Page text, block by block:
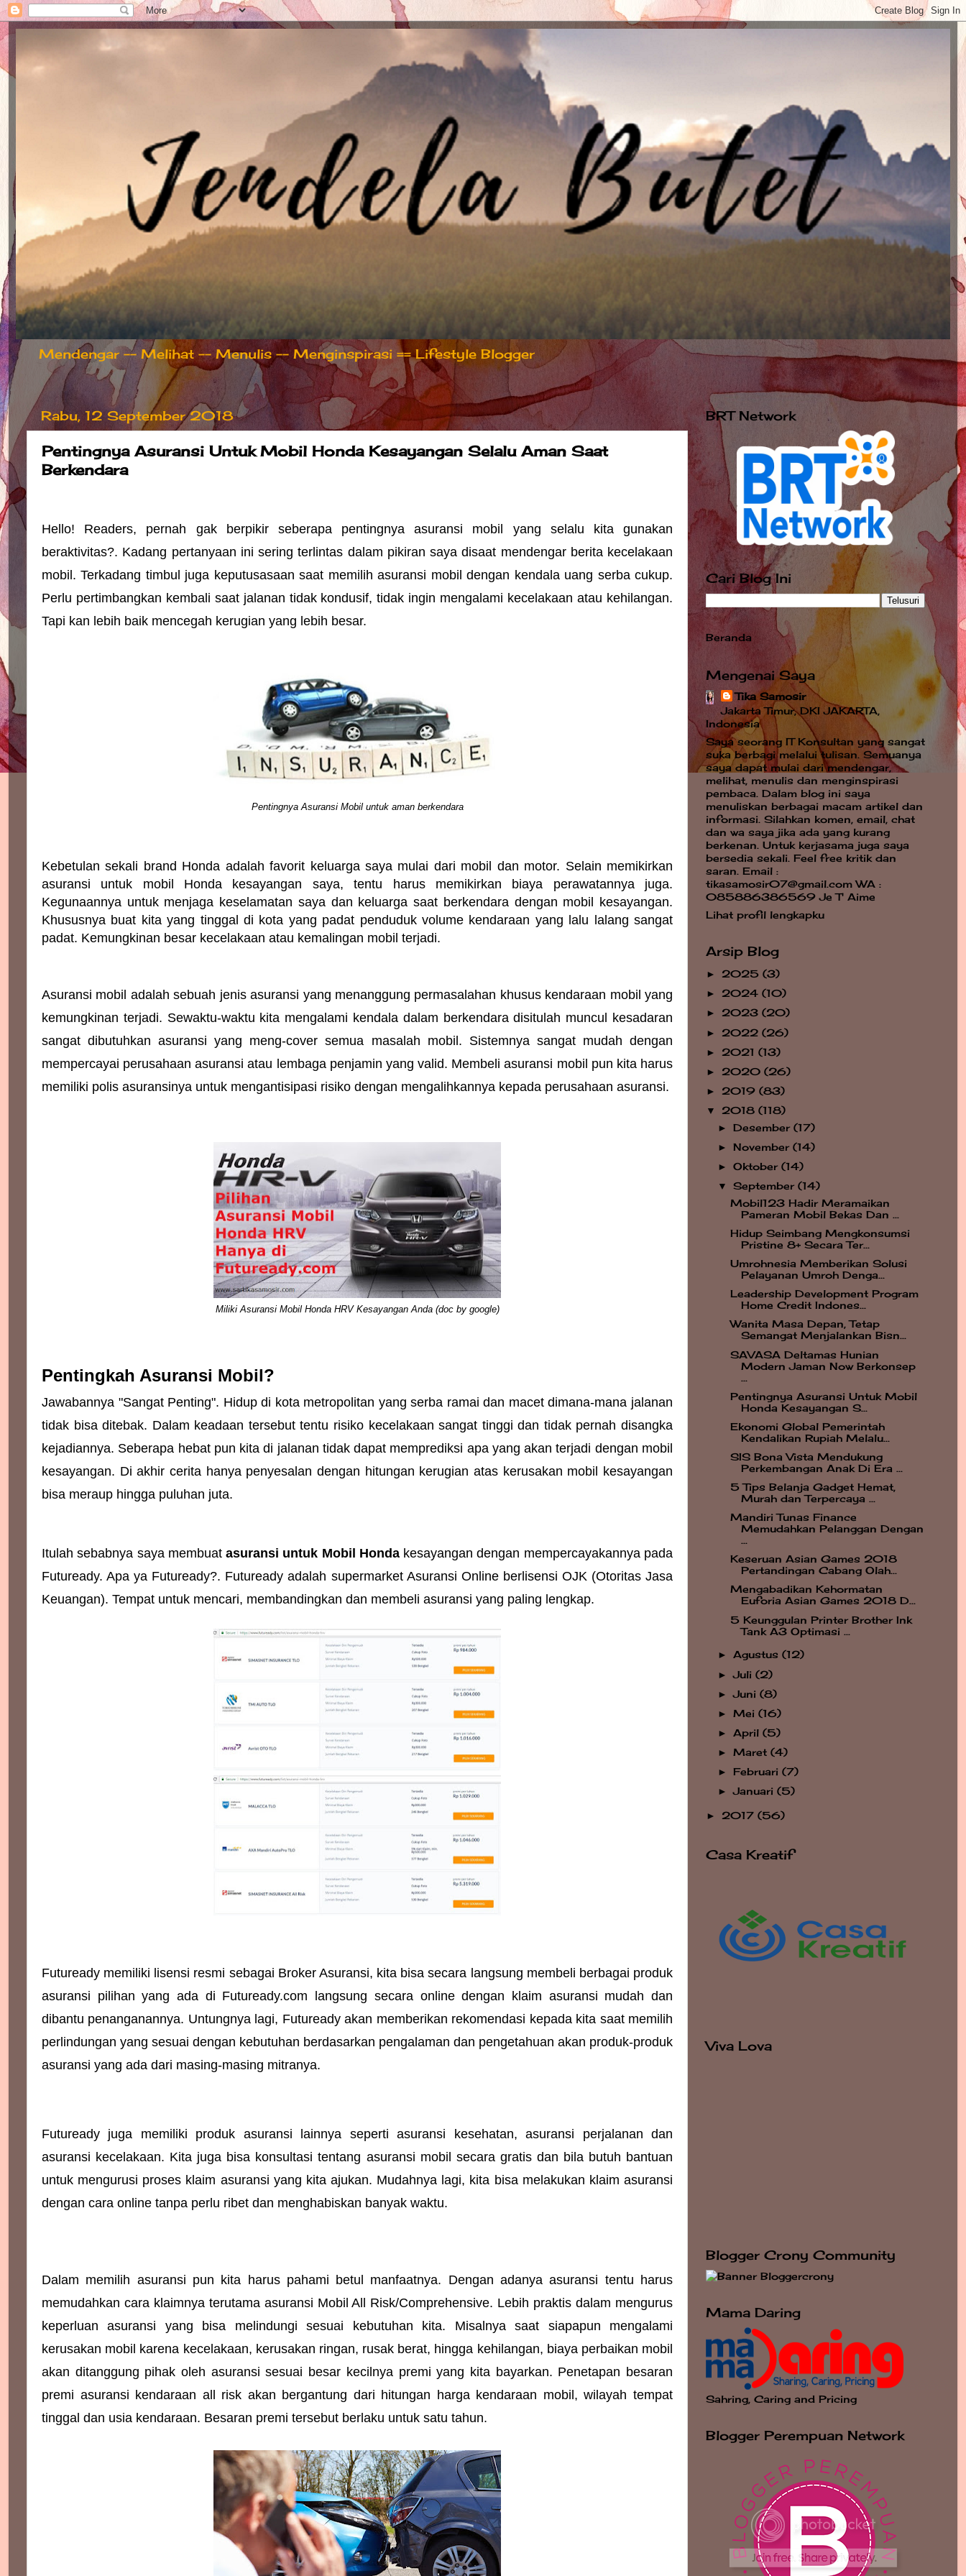
Mendengar -- Melihat -- Menulis -- Menginspirasi == Lifestyle Blogger
Rabu, 12 September 2018
Pentingnya Asuransi Untuk Mobil Honda Kesayangan Selalu Aman Saat
Berkendara
Hello! Readers, pernah gak berpikir seberapa pentingnya asuransi mobil yang selalu kita gunakan
beraktivitas?. Kadang pertanyaan ini sering terlintas dalam pikiran saya disaat mendengar berita kecelakaan
mobil. Terkadang timbul juga keputusasaan saat memilih asuransi mobil dengan kendala uang serba cukup.
Perlu pertimbangkan kembali saat jalanan tidak kondusif, tidak ingin mengalami kecelakaan atau kehilangan.
Tapi kan lebih baik mencegah kerugian yang lebih besar.
Pentingnya Asuransi Mobil untuk aman berkendara
Kebetulan sekali brand Honda adalah favorit keluarga saya mulai dari mobil dan motor. Selain memikirkan
asuransi untuk mobil Honda kesayangan saya, tentu harus memikirkan biaya perawatannya juga.
Kegunaannya untuk menjaga keselamatan saya dan keluarga saat berkendara dengan mobil kesayangan.
Khususnya buat kita yang tinggal di kota yang padat penduduk volume kendaraan yang lalu lalang sangat
padat. Kemungkinan besar kecelakaan atau kemalingan mobil terjadi.
Asuransi mobil adalah sebuah jenis asuransi yang menanggung permasalahan khusus kendaraan mobil yang
kemungkinan terjadi. Sewaktu-waktu kita mengalami kendala dalam berkendara disitulah muncul kesadaran
sangat dibutuhkan asuransi yang meng-cover semua masalah mobil. Sistemnya sangat mudah dengan
mempercayai perusahaan asuransi atau lembaga penjamin yang valid. Membeli asuransi mobil pun kita harus
memiliki polis asuransinya untuk mengantisipasi risiko dengan mengalihkannya kepada perusahaan asuransi.
Miliki Asuransi Mobil Honda HRV Kesayangan Anda (doc by google)
Pentingkah Asuransi Mobil?
Jawabannya "Sangat Penting". Hidup di kota metropolitan yang serba ramai dan macet dimana-mana jalanan
tidak bisa ditebak. Dalam keadaan tersebut tentu risiko kecelakaan sangat tinggi dan tidak pernah disangka
kejadiannya. Seberapa hebat pun kita di jalanan tidak dapat memprediksi apa yang akan terjadi dengan mobil
kesayangan. Di akhir cerita hanya penyesalan dengan hitungan kerugian atas kerusakan mobil kesayangan
bisa meraup hingga puluhan juta.
Itulah sebabnya saya membuat asuransi untuk Mobil Honda kesayangan dengan mempercayakannya pada
Futuready. Apa ya Futuready?. Futuready adalah supermarket Asuransi Online berlisensi OJK (Otoritas Jasa
Keuangan). Tempat untuk mencari, membandingkan dan membeli asuransi yang paling lengkap.
Futuready memiliki lisensi resmi sebagai Broker Asuransi, kita bisa secara langsung membeli berbagai produk
asuransi pilihan yang ada di Futuready.com langsung secara online dengan klaim asuransi mudah dan
dibantu penanganannya. Untungnya lagi, Futuready akan memberikan rekomendasi kepada kita saat memilih
perlindungan yang sesuai dengan kebutuhan berdasarkan pengalaman dan pengetahuan akan produk-produk
asuransi yang ada dari masing-masing mitranya.
Futuready juga memiliki produk asuransi lainnya seperti asuransi kesehatan, asuransi perjalanan dan
asuransi kecelakaan. Kita juga bisa konsultasi tentang asuransi mobil secara gratis dan bila butuh bantuan
untuk mengurusi proses klaim asuransi yang kita ajukan. Mudahnya lagi, kita bisa melakukan klaim asuransi
dengan cara online tanpa perlu ribet dan menghabiskan banyak waktu.
Dalam memilih asuransi pun kita harus pahami betul manfaatnya. Dengan adanya asuransi tentu harus
memudahkan cara klaimnya terutama asuransi Mobil All Risk/Comprehensive. Lebih praktis dalam mengurus
keperluan asuransi yang bisa melindungi sesuai kebutuhan kita. Misalnya saat siapapun mengalami
kerusakan mobil karena kecelakaan, kerusakan ringan, rusak berat, hingga kehilangan, biaya perbaikan mobil
akan ditanggung pihak oleh asuransi sesuai besar kecilnya premi yang kita bayarkan. Penetapan besaran
premi asuransi kendaraan all risk akan bergantung dari hitungan harga kendaraan mobil, wilayah tempat
tinggal dan usia kendaraan. Besaran premi tersebut berlaku untuk satu tahun.
BRT Network
Cari Blog Ini
Beranda
Mengenai Saya
Tika Samosir
Jakarta Timur, DKI JAKARTA,
Indonesia
Saya seorang IT Konsultan yang sangat
suka berbagi melalui tulisan. Semuanya
saya dapat mulai dari mendengar,
melihat, menulis dan menginspirasi
pembaca. Dalam blog ini saya
menuliskan berbagai macam artikel dan
informasi. Silahkan komen, email, chat
dan wa saya jika ada yang kurang
berkenan. Untuk kerjasama juga saya
bersedia sekali. Feel free kritik dan
saran. Email :
tikasamosir07@gmail.com WA :
085886386569 Je T' Aime
Lihat profil lengkapku
Arsip Blog
► 2025 (3)
► 2024 (10)
► 2023 (20)
► 2022 (26)
► 2021 (13)
► 2020 (26)
► 2019 (83)
▼ 2018 (118)
►Desember(17)
►November(14)
►Oktober(14)
▼September(14)
Mobil123 Hadir Meramaikan
Pameran Mobil Bekas Dan ...
Hidup Seimbang Mengkonsumsi
Pristine 8+ Secara Ter...
Umrohnesia Memberikan Solusi
Pelayanan Umroh Denga...
Leadership Development Program
Home Credit Indones...
Wanita Masa Depan, Tetap
Semangat Menjalankan Bisn...
SAVASA Deltamas Hunian
Modern Jaman Now Berkonsep
...
Pentingnya Asuransi Untuk Mobil
Honda Kesayangan S...
Ekonomi Global Pemerintah
Kendalikan Rupiah Melalu...
SIS Bona Vista Mendukung
Perkembangan Anak Di Era ...
5 Tips Belanja Gadget Hemat,
Murah dan Terpercaya ...
Mandiri Tunas Finance
Memudahkan Pelanggan Dengan
...
Keseruan Asian Games 2018
Pertandingan Cabang Olah...
Mengabadikan Kehormatan
Euforia Asian Games 2018 D...
5 Keunggulan Printer Brother Ink
Tank A3 Optimasi ...
►Agustus(12)
►Juli(2)
►Juni(8)
►Mei(16)
►April(5)
►Maret(4)
►Februari(7)
►Januari(5)
► 2017 (56)
Casa Kreatif
Viva Lova
Blogger Crony Community
Mama Daring
Sahring, Caring and Pricing
Blogger Perempuan Network